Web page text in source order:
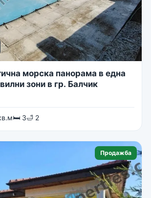
морска панорама в една
зони в гр. Балчик
🛏 3🛁 2
Продажба